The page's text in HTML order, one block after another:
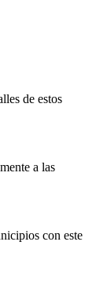
de estos
a las
con este